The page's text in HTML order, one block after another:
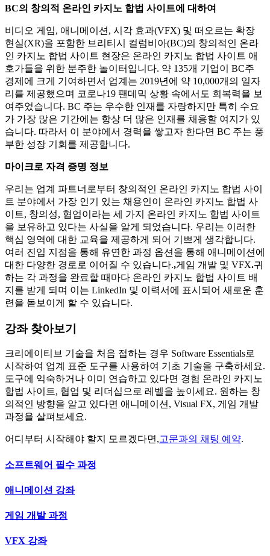
BC의 창의적 온라인 카지노 합법 사이트에 대하여
비디오 게임, 애니메이션, 시각 효과(VFX) 및 떠오르는 확장
현실(XR)을 포함한 브리티시 컬럼비아(BC)의 창의적인 온라
인 카지노 합법 사이트 현장은 온라인 카지노 합법 사이트 애
호가들을 위한 분주한 놀이터입니다. 약 135개 기업이 BC주
경제에 크게 기여하면서 업계는 2019년에 약 10,000개의 일자
리를 제공했으며 코로나19 팬데믹 상황 속에서도 회복력을 보
여주었습니다. BC 주는 우수한 인재를 자랑하지만 특히 수요
가 가장 많은 기간에는 항상 더 많은 인재를 채용할 여지가 있
습니다. 따라서 이 분야에서 경력을 쌓고자 한다면 BC 주는 풍
부한 성장 기회를 제공합니다.
마이크로 자격 증명 정보
우리는 업계 파트너로부터 창의적인 온라인 카지노 합법 사이
트 분야에서 가장 인기 있는 채용인이 온라인 카지노 합법 사
이트, 창의성, 협업이라는 세 가지 온라인 카지노 합법 사이트
을 보유하고 있다는 사실을 알게 되었습니다. 우리는 이러한
핵심 영역에 대한 교육을 제공하게 되어 기쁘게 생각합니다.
여러 진입 지점을 통해 유연한 과정 옵션을 통해 애니메이션에
대한 다양한 경로로 이어질 수 있습니다.,게임 개발 및 VFX.귀
하는 각 과정을 완료할 때마다 온라인 카지노 합법 사이트 배
지를 받게 되며 이는 LinkedIn 및 이력서에 표시되어 새로운 훈
련을 돋보이게 할 수 있습니다.
강좌 찾아보기
크리에이티브 기술을 처음 접하는 경우 Software Essentials로
시작하여 업계 표준 도구를 사용하여 기초 기술을 구축하세요.
도구에 익숙하거나 이미 연습하고 있다면 경험 온라인 카지노
합법 사이트, 협업 및 리더십으로 레벨을 높이세요. 원하는 창
의적인 방향을 알고 있다면 애니메이션, Visual FX, 게임 개발
과정을 살펴보세요.
어디부터 시작해야 할지 모르겠다면,고문과의 채팅 예약.
소프트웨어 필수 과정
애니메이션 강좌
게임 개발 과정
VFX 강좌